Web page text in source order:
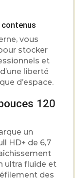
vous
stocker
et
liberté
d’espace.
120
un
HD+ de 6,7
ultra fluide et
des